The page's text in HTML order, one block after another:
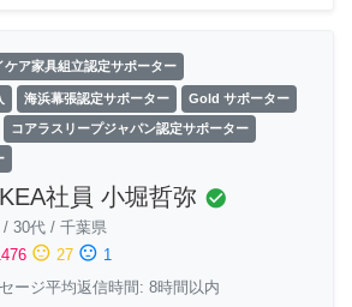
ケア家具組立認定サポーター
海浜幕張認定サポーター Gold サポーター
コアラスリープジャパン認定サポーター
社員 小堀哲弥 check_circle
/ 30代 / 千葉県
sentiment_neutral 27 sentiment_dissatisfied 1
ージ平均返信時間: 8時間以内